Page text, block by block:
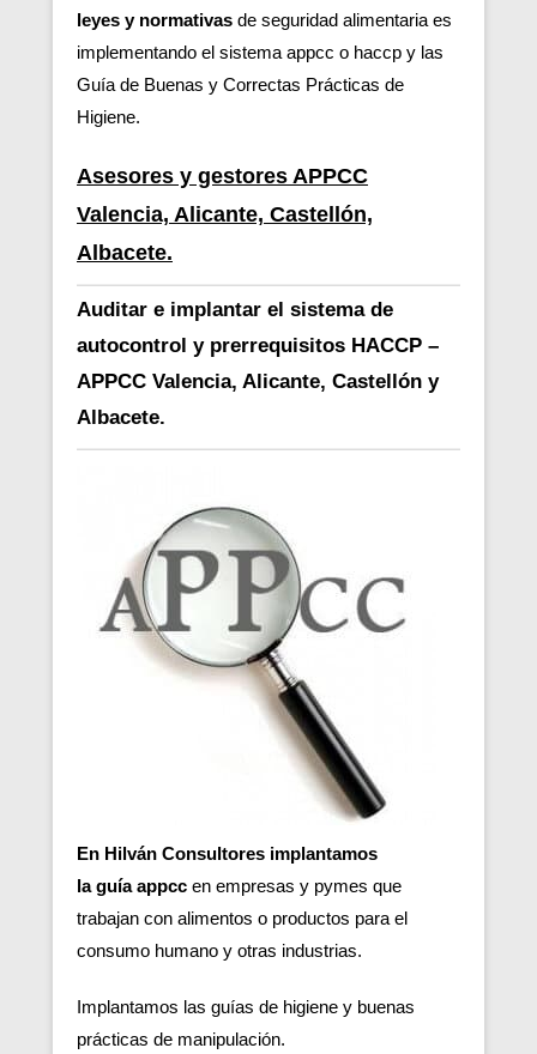
leyes y normativas de seguridad alimentaria es
implementando el sistema appcc o haccp y las
Guía de Buenas y Correctas Prácticas de
Higiene.
Asesores y gestores APPCC
Valencia, Alicante, Castellón,
Albacete.
Auditar e implantar el sistema de
autocontrol y prerrequisitos HACCP –
APPCC Valencia, Alicante, Castellón y
Albacete.
En Hilván Consultores implantamos
la guía appcc en empresas y pymes que
trabajan con alimentos o productos para el
consumo humano y otras industrias.
Implantamos las guías de higiene y buenas
prácticas de manipulación.